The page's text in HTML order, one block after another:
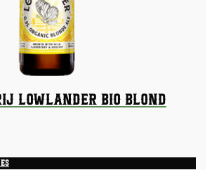
Lowlander Bio Blond